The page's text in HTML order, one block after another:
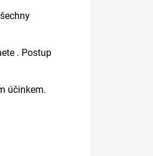
. Postup
účinkem.